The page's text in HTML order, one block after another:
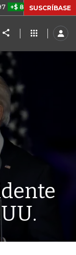
+2,19% TASA
SUSCRÍBASE